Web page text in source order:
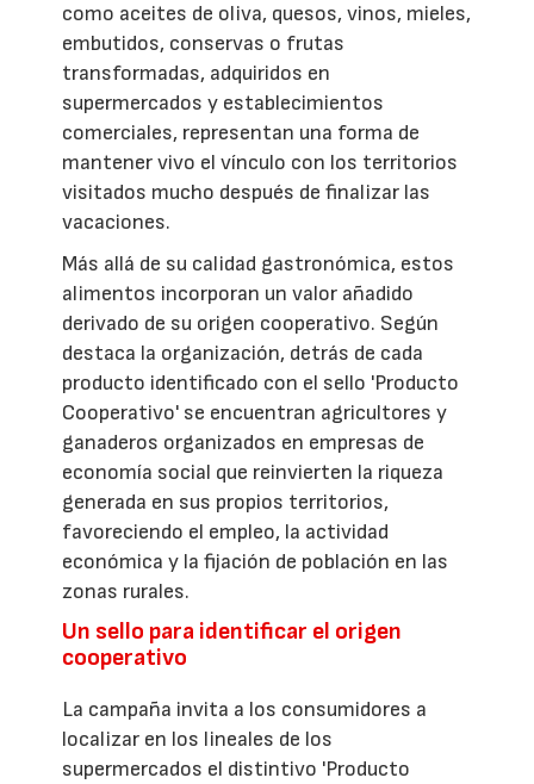
como aceites de oliva, quesos, vinos, mieles,
embutidos, conservas o frutas
transformadas, adquiridos en
supermercados y establecimientos
comerciales, representan una forma de
mantener vivo el vínculo con los territorios
visitados mucho después de finalizar las
vacaciones.
Más allá de su calidad gastronómica, estos
alimentos incorporan un valor añadido
derivado de su origen cooperativo. Según
destaca la organización, detrás de cada
producto identificado con el sello 'Producto
Cooperativo' se encuentran agricultores y
ganaderos organizados en empresas de
economía social que reinvierten la riqueza
generada en sus propios territorios,
favoreciendo el empleo, la actividad
económica y la fijación de población en las
zonas rurales.
Un sello para identificar el origen
cooperativo
La campaña invita a los consumidores a
localizar en los lineales de los
supermercados el distintivo 'Producto